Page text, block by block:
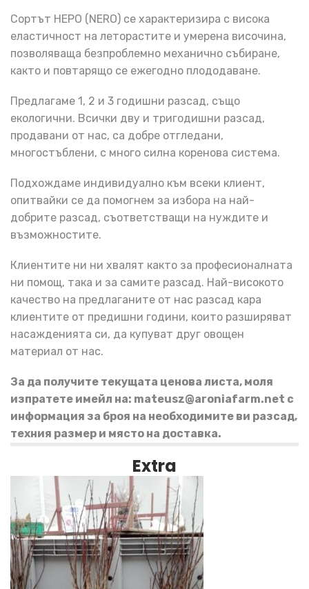
Сортът НЕРО (NERO) се характеризира с висока
еластичност на леторастите и умерена височина,
позволяваща безпроблемно механично събиране,
както и повтарящо се ежегодно плододаване.
Предлагаме 1, 2 и 3 годишни разсад, също
екологични. Всички дву и тригодишни разсад,
продавани от нас, са добре отгледани,
многостъблени, с много силна коренова система.
Подхождаме индивидуално към всеки клиент,
опитвайки се да помогнем за избора на най-
добрите разсад, съответстващи на нуждите и
възможностите.
Клиентите ни ни хвалят както за професионалната
ни помощ, така и за самите разсад. Най-високото
качество на предлаганите от нас разсад кара
клиентите от предишни години, които разширяват
насажденията си, да купуват друг овощен
материал от нас.
За да получите текущата ценова листа, моля
изпратете имейл на: mateusz@aroniafarm.net с
информация за броя на необходимите ви разсад,
техния размер и място на доставка.
Extra